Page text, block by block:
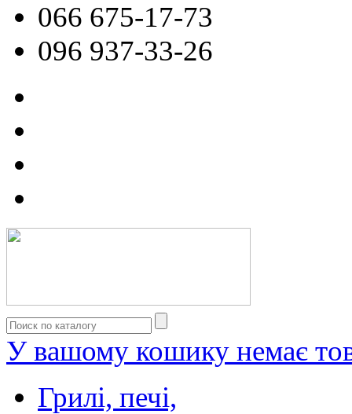
066 675-17-73
096 937-33-26
У вашому кошику немає
Грилі, печі,